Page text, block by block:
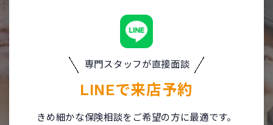
専門スタッフが直接面談
LINEで来店予約
きめ細かな保険相談をご希望の方に最適です。